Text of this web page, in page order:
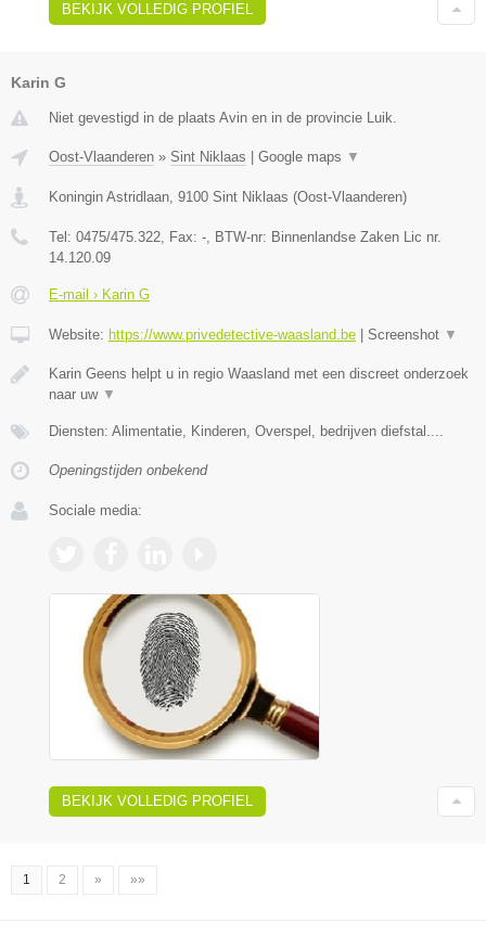
BEKIJK VOLLEDIG PROFIEL
Karin G
Niet gevestigd in de plaats Avin en in de provincie Luik.
Oost-Vlaanderen » Sint Niklaas Google maps ▼
Koningin Astridlaan, 9100 Sint Niklaas (Oost-Vlaanderen)
Tel: 0475/475.322, Fax: -, BTW-nr: Binnenlandse Zaken Lic nr.
14.120.09
E-mail › Karin G
Website: https://www.privedetective-waasland.be Screenshot ▼
Karin Geens helpt u in regio Waasland met een discreet onderzoek
naar uw ▼
Diensten: Alimentatie, Kinderen, Overspel, bedrijven diefstal....
Openingstijden onbekend
Sociale media:
BEKIJK VOLLEDIG PROFIEL
1 2 » »»